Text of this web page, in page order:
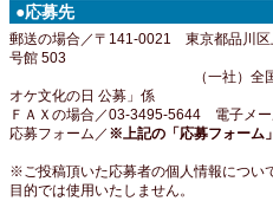
●応募先
郵送の場合／〒141-0021 東京都品川
号館 503
（一社）全国カラオケ事
オケ文化の日 公募」係
ＦＡＸの場合／03-3495-5644 電子メ
応募フォーム／ ※上記の「応募フォーム
※ご投稿頂いた応募者の個人情報につい
目的では使用いたしません。